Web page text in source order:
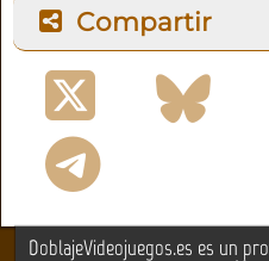
Compartir
DoblajeVideojuegos.es es un